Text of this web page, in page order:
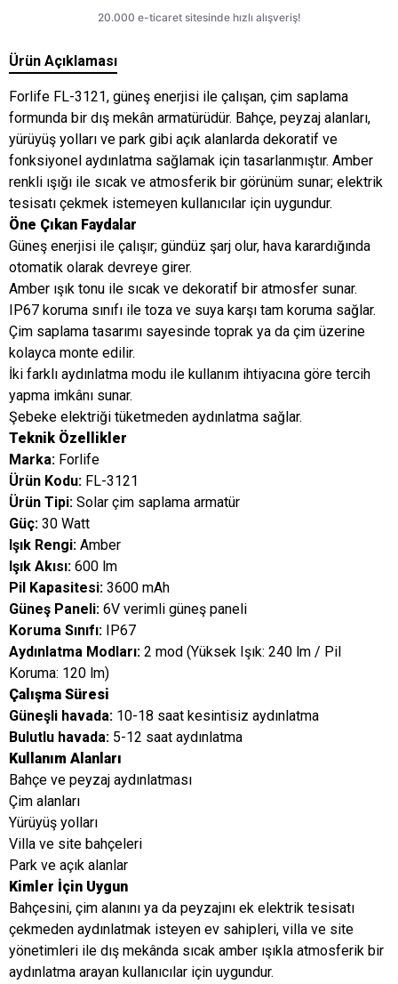
Ürün Açıklaması
Forlife FL-3121, güneş enerjisi ile çalışan, çim saplama
formunda bir dış mekân armatürüdür. Bahçe, peyzaj alanları,
yürüyüş yolları ve park gibi açık alanlarda dekoratif ve
fonksiyonel aydınlatma sağlamak için tasarlanmıştır. Amber
renkli ışığı ile sıcak ve atmosferik bir görünüm sunar; elektrik
tesisatı çekmek istemeyen kullanıcılar için uygundur.
Öne Çıkan Faydalar
Güneş enerjisi ile çalışır; gündüz şarj olur, hava karardığında
otomatik olarak devreye girer.
Amber ışık tonu ile sıcak ve dekoratif bir atmosfer sunar.
IP67 koruma sınıfı ile toza ve suya karşı tam koruma sağlar.
Çim saplama tasarımı sayesinde toprak ya da çim üzerine
kolayca monte edilir.
İki farklı aydınlatma modu ile kullanım ihtiyacına göre tercih
yapma imkânı sunar.
Şebeke elektriği tüketmeden aydınlatma sağlar.
Teknik Özellikler
Marka: Forlife
Ürün Kodu: FL-3121
Ürün Tipi: Solar çim saplama armatür
Güç: 30 Watt
Işık Rengi: Amber
Işık Akısı: 600 lm
Pil Kapasitesi: 3600 mAh
Güneş Paneli: 6V verimli güneş paneli
Koruma Sınıfı: IP67
Aydınlatma Modları: 2 mod (Yüksek Işık: 240 lm / Pil
Koruma: 120 lm)
Çalışma Süresi
Güneşli havada: 10-18 saat kesintisiz aydınlatma
Bulutlu havada: 5-12 saat aydınlatma
Kullanım Alanları
Bahçe ve peyzaj aydınlatması
Çim alanları
Yürüyüş yolları
Villa ve site bahçeleri
Park ve açık alanlar
Kimler İçin Uygun
Bahçesini, çim alanını ya da peyzajını ek elektrik tesisatı
çekmeden aydınlatmak isteyen ev sahipleri, villa ve site
yönetimleri ile dış mekânda sıcak amber ışıkla atmosferik bir
aydınlatma arayan kullanıcılar için uygundur.